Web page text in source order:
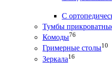
С
Тумбы
Комоды76
Гримерные столы10
Зеркала16